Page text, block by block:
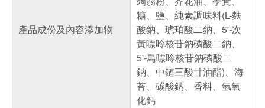
產品成份及內容添加物
糖、鹽、純素調味料(L-麩
酸鈉、琥珀酸二鈉、5'-次
黃嘌呤核苷鈉磷酸二鈉、
5'-鳥嘌呤核苷鈉磷酸二
鈉、中鏈三酸甘油酯)、海
苔、碳酸鈉、香料、氫氧
化鈣